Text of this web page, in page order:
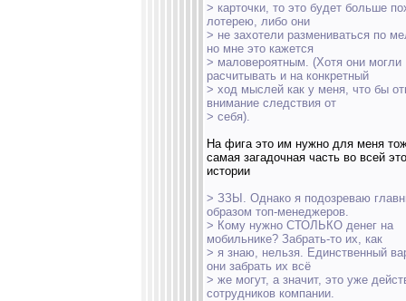
> карточки, то это будет больше
лотерею, либо они
> не захотели размениваться по
но мне это кажется
> маловероятным. (Хотя они могли
расчитывать и на конкретный
> ход мыслей как у меня, что бы
внимание следствия от
> себя).
На фига это им нужно для меня
самая загадочная часть во всей
истории
> ЗЗЫ. Однако я подозреваю
образом топ-менеджеров.
> Кому нужно СТОЛЬКО денег на
мобильнике? Забрать-то их, как
> я знаю, нельзя. Единственный
они забрать их всё
> же могут, а значит, это уже
сотрудников компании.